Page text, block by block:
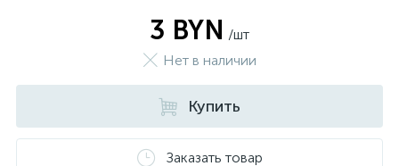
3 BYN /шт
Нет в наличии
Купить
Заказать товар